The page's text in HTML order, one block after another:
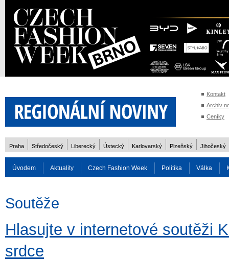
Kontakt
Archiv
Ceníky
Praha Středočeský Liberecký Ústecký Karlovarský Plzeňský Jihočeský
Úvodem Aktuality Czech Fashion Week Politika Válka
Soutěže
Hlasujte v internetové soutěži
srdce